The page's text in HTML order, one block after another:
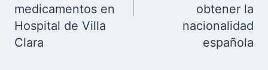
medicamentos en
Hospital de Villa
Clara
obtener la
nacionalidad
española